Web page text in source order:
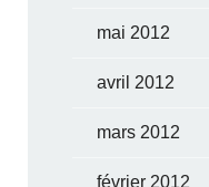
mai 2012
avril 2012
mars 2012
février 2012